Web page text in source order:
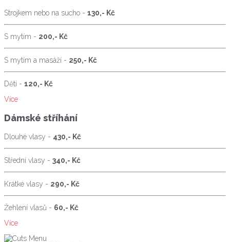
Strojkem nebo na sucho - 130,- Kč
S mytím - 200,- Kč
S mytím a masáží - 250,- Kč
Děti - 120,- Kč
Více
Dámské stříhání
Dlouhé vlasy - 430,- Kč
Střední vlasy - 340,- Kč
Krátké vlasy - 290,- Kč
Žehlení vlasů - 60,- Kč
Více